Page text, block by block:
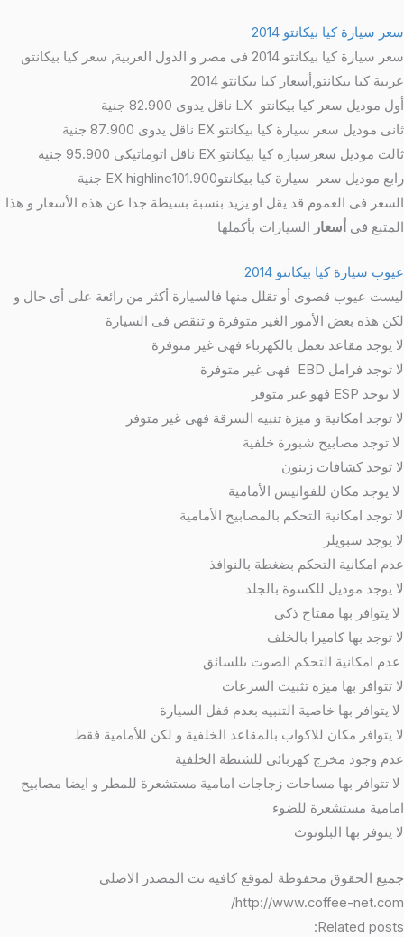
سعر سيارة كيا بيكانتو 2014
سعر سيارة كيا بيكانتو 2014 فى مصر و الدول العربية, سعر كيا بيكانتو,
عربية كيا بيكانتو,أسعار كيا بيكانتو 2014
أول موديل سعر كيا بيكانتو LX ناقل يدوى 82.900 جنية
ثانى موديل سعر سيارة كيا بيكانتو EX ناقل يدوى 87.900 جنية
ثالث موديل سعرسيارة كيا بيكانتو EX ناقل اتوماتيكى 95.900 جنية
رابع موديل سعر سيارة كيا بيكانتوEX highline101.900 جنية
السعر فى العموم قد يقل او يزيد بنسبة بسيطة جدا عن هذه الأسعار و هذا
المتبع فى أسعار السيارات بأكملها
عيوب سيارة كيا بيكانتو 2014
ليست عيوب قصوى أو تقلل منها فالسيارة أكثر من رائعة على أى حال و
لكن هذه بعض الأمور الغير متوفرة و تنقص فى السيارة
لا يوجد مقاعد تعمل بالكهرباء فهى غير متوفرة
لا توجد فرامل EBD فهى غير متوفرة
لا يوجد ESP فهو غير متوفر
لا توجد امكانية و ميزة تنبيه السرقة فهى غير متوفر
لا توجد مصابيح شبورة خلفية
لا توجد كشافات زينون
لا يوجد مكان للفوانيس الأمامية
لا توجد امكانية التحكم بالمصابيح الأمامية
لا يوجد سبويلر
عدم امكانية التحكم بضغطة بالنوافذ
لا يوجد موديل للكسوة بالجلد
لا يتوافر بها مفتاح ذكى
لا توجد بها كاميرا بالخلف
عدم امكانية التحكم الصوت ىللسائق
لا تتوافر بها ميزة تثبيت السرعات
لا يتوافر بها خاصية التنبيه بعدم قفل السيارة
لا يتوافر مكان للاكواب بالمقاعد الخلفية و لكن للأمامية فقط
عدم وجود مخرج كهربائى للشنطة الخلفية
لا تتوافر بها مساحات زجاجات امامية مستشعرة للمطر و ايضا مصابيح
امامية مستشعرة للضوء
لا يتوفر بها البلوتوث
جميع الحقوق محفوظة لموقع كافيه نت المصدر الاصلى
http://www.coffee-net.com/
Related posts: